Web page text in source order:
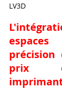
LV3D
prix